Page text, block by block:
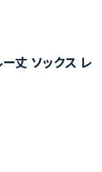
丈 ソックス レ